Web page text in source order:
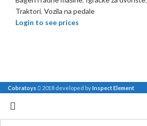
Traktori, Vozila na pedale
Login to see prices
Cobratoys 2018 developed byInspect Element